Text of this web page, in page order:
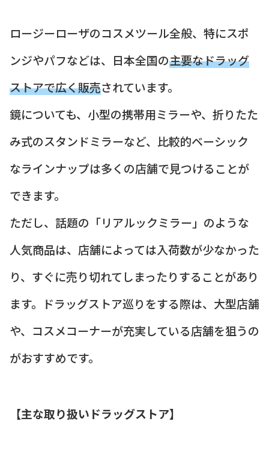
ロージーローザのコスメツール全般、特にスポ
ンジやパフなどは、日本全国の主要なドラッグ
ストアで広く販売されています。
鏡についても、小型の携帯用ミラーや、折りたた
み式のスタンドミラーなど、比較的ベーシック
なラインナップは多くの店舗で見つけることが
できます。
ただし、話題の「リアルックミラー」のような
人気商品は、店舗によっては入荷数が少なかった
り、すぐに売り切れてしまったりすることがあり
ます。ドラッグストア巡りをする際は、大型店舗
や、コスメコーナーが充実している店舗を狙うの
がおすすめです。
【主な取り扱いドラッグストア】